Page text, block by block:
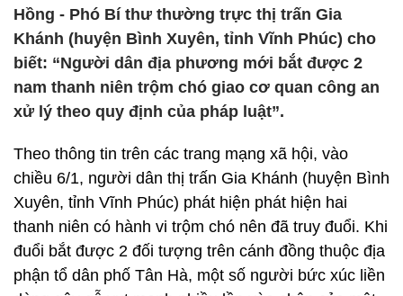
Hồng - Phó Bí thư thường trực thị trấn Gia
Khánh (huyện Bình Xuyên, tỉnh Vĩnh Phúc) cho
biết: “Người dân địa phương mới bắt được 2
nam thanh niên trộm chó giao cơ quan công an
xử lý theo quy định của pháp luật”.
Theo thông tin trên các trang mạng xã hội, vào
chiều 6/1, người dân thị trấn Gia Khánh (huyện Bình
Xuyên, tỉnh Vĩnh Phúc) phát hiện phát hiện hai
thanh niên có hành vi trộm chó nên đã truy đuổi. Khi
đuổi bắt được 2 đối tượng trên cánh đồng thuộc địa
phận tổ dân phố Tân Hà, một số người bức xúc liền